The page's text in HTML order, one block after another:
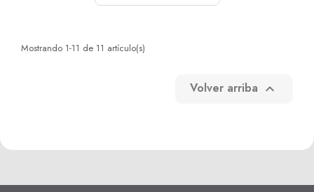
Mostrando 1-11 de 11 artículo(s)
Volver arriba 